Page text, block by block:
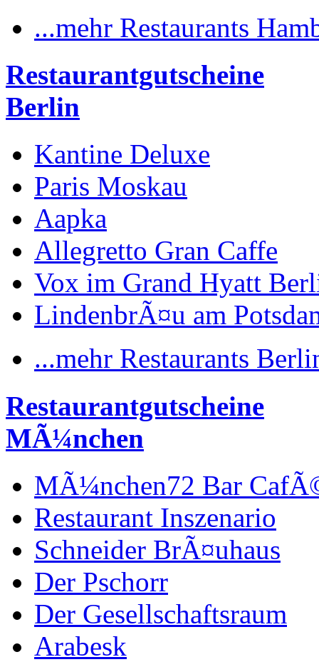
...mehr Restaurants
Restaurantgutscheine
Berlin
Kantine Deluxe
Paris Moskau
Aapka
Allegretto Gran Caffe
Vox im Grand Hyatt
LindenbrÃ¤u am
...mehr Restaurants
Restaurantgutscheine
MÃ¼nchen
MÃ¼nchen72 Bar
Restaurant Inszenario
Schneider BrÃ¤uhaus
Der Pschorr
Der Gesellschaftsraum
Arabesk